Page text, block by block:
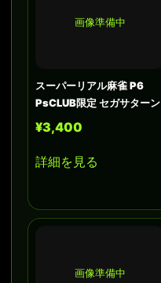
画像準備中
スーパーリアル麻雀 P6
PsCLUB限定 セガサターン
¥3,400
詳細を見る
画像準備中